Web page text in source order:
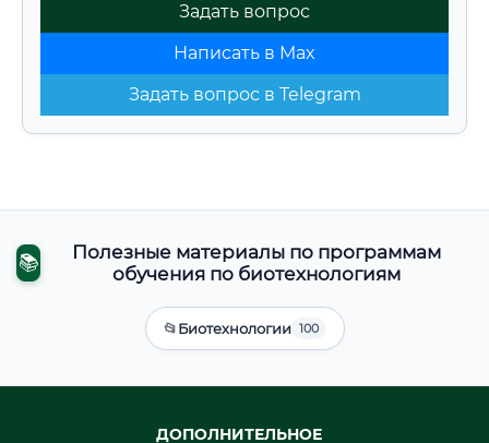
Задать вопрос
Написать в Max
Задать вопрос в Telegram
📚
Полезные материалы по программам
обучения по биотехнологиям
📂Биотехнологии 100
ДОПОЛНИТЕЛЬНОЕ